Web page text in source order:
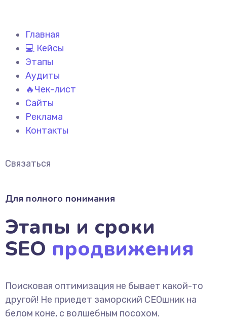
Главная
💻 Кейсы
Этапы
Аудиты
🔥Чек-лист
Сайты
Реклама
Контакты
Связаться
Для полного понимания
Этапы и сроки
SEO продвижения
Поисковая оптимизация не бывает какой-то
другой! Не приедет заморский СЕОшник на
белом коне, с волшебным посохом.